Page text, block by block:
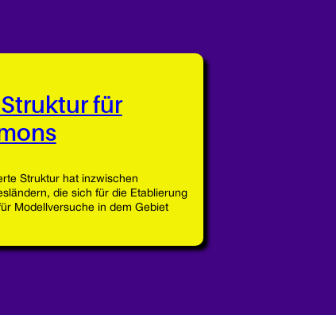
für
Struktur hat inzwischen
die sich für die Etablierung
Modellversuche in dem Gebiet